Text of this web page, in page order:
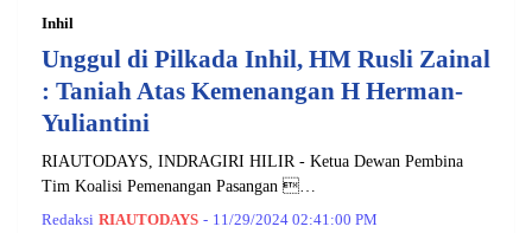
Inhil
Unggul di Pilkada Inhil, HM Rusli Zainal
: Taniah Atas Kemenangan H Herman-
Yuliantini
RIAUTODAYS, INDRAGIRI HILIR - Ketua Dewan Pembina
Tim Koalisi Pemenangan Pasangan …
Redaksi RIAUTODAYS - 11/29/2024 02:41:00 PM